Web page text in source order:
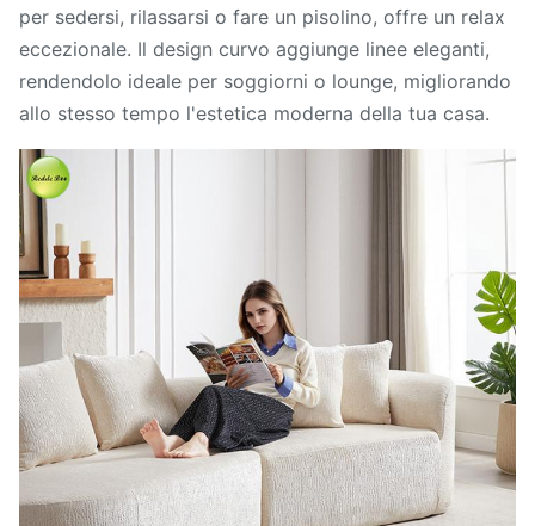
per sedersi, rilassarsi o fare un pisolino, offre un relax
eccezionale. Il design curvo aggiunge linee eleganti,
rendendolo ideale per soggiorni o lounge, migliorando
allo stesso tempo l'estetica moderna della tua casa.